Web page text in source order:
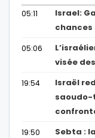
05:11
Israel:
chances
05:06
visée
19:54
Israël
saoudo-
19:50
Sebta :